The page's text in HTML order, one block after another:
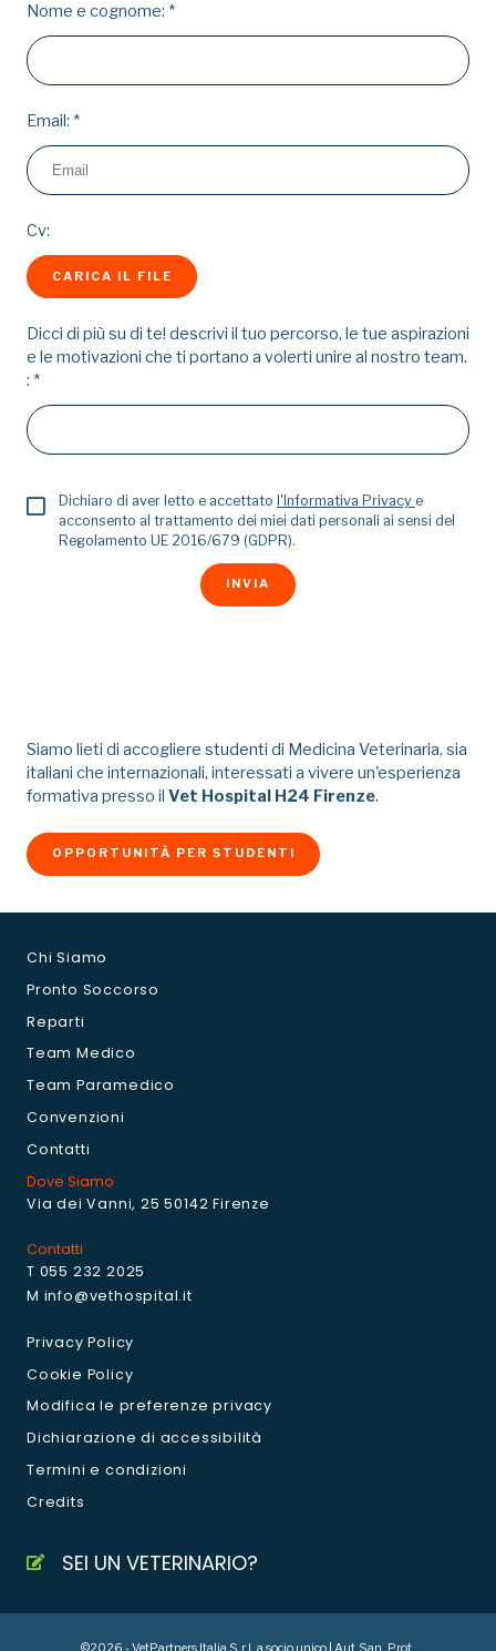
Nome e cognome: *
Email: *
Cv:
CARICA IL FILE
Dicci di più su di te! descrivi il tuo percorso, le tue aspirazioni
e le motivazioni che ti portano a volerti unire al nostro team.
: *
Dichiaro di aver letto e accettato l'Informativa Privacy e
acconsento al trattamento dei miei dati personali ai sensi del
Regolamento UE 2016/679 (GDPR).
Siamo lieti di accogliere studenti di Medicina Veterinaria, sia
italiani che internazionali, interessati a vivere un'esperienza
formativa presso il Vet Hospital H24 Firenze.
OPPORTUNITÀ PER STUDENTI
Chi Siamo
Pronto Soccorso
Reparti
Team Medico
Team Paramedico
Convenzioni
Contatti
Dove Siamo
Via dei Vanni, 25 50142 Firenze
Contatti
T 055 232 2025
M info@vethospital.it
Privacy Policy
Cookie Policy
Modifica le preferenze privacy
Dichiarazione di accessibilità
Termini e condizioni
Credits
SEI UN VETERINARIO?